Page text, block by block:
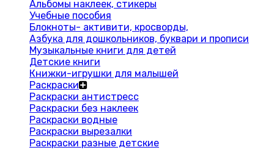
Альбомы наклеек, стикеры
Учебные пособия
Блокноты- активити, кросворды,
Азбука для дошкольников, буквари и прописи
Музыкальные книги для детей
Детские книги
Книжки-игрушки для малышей
Раскраски
Раскраски антистресс
Раскраски без наклеек
Раскраски водные
Раскраски вырезалки
Раскраски разные детские